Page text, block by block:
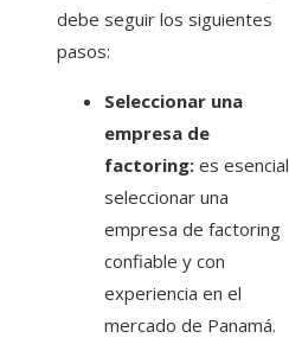
debe seguir los siguientes
pasos:
Seleccionar una
empresa de
factoring: es esencial
seleccionar una
empresa de factoring
confiable y con
experiencia en el
mercado de Panamá.